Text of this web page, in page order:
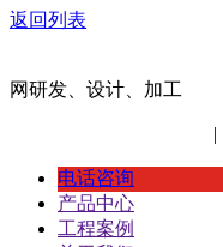
返回列表
网研发、设计、加工
|
电话咨询
产品中心
工程案例